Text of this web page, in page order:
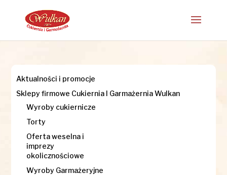
Aktualności i promocje
Sklepy firmowe Cukiernia I Garmażernia Wulkan
Wyroby cukiernicze
Torty
Oferta weselna i
imprezy
okolicznościowe
Wyroby Garmażeryjne